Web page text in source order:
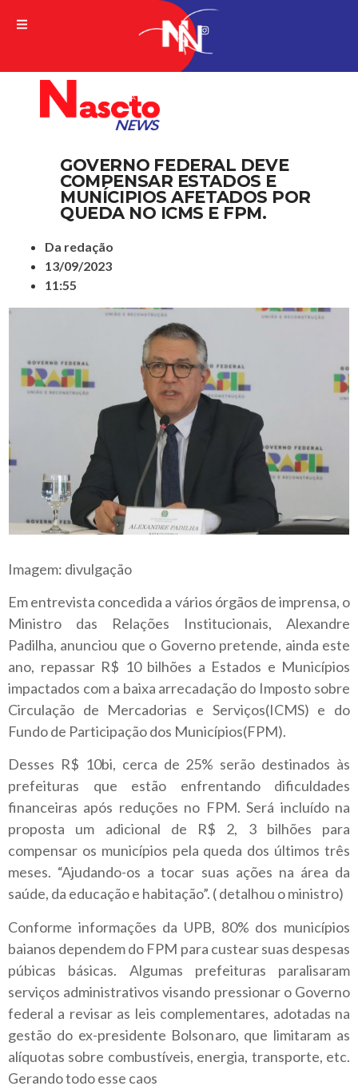
A VERDADE DA NOTICIA
GOVERNO FEDERAL DEVE
COMPENSAR ESTADOS E
MUNÍCIPIOS AFETADOS POR
QUEDA NO ICMS E FPM.
Da redação
13/09/2023
11:55
Imagem: divulgação
Em entrevista concedida a vários órgãos de imprensa, o
Ministro das Relações Institucionais, Alexandre
Padilha, anunciou que o Governo pretende, ainda este
ano, repassar R$ 10 bilhões a Estados e Municípios
impactados com a baixa arrecadação do Imposto sobre
Circulação de Mercadorias e Serviços(ICMS) e do
Fundo de Participação dos Municípios(FPM).
Desses R$ 10bi, cerca de 25% serão destinados às
prefeituras que estão enfrentando dificuldades
financeiras após reduções no FPM. Será incluído na
proposta um adicional de R$ 2, 3 bilhões para
compensar os municípios pela queda dos últimos três
meses. “Ajudando-os a tocar suas ações na área da
saúde, da educação e habitação”. ( detalhou o ministro)
Conforme informações da UPB, 80% dos municípios
baianos dependem do FPM para custear suas despesas
púbicas básicas. Algumas prefeituras paralisaram
serviços administrativos visando pressionar o Governo
federal a revisar as leis complementares, adotadas na
gestão do ex-presidente Bolsonaro, que limitaram as
alíquotas sobre combustíveis, energia, transporte, etc.
Gerando todo esse caos